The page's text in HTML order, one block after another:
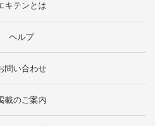
キテンとは
ヘルプ
問い合わせ
載のご案内